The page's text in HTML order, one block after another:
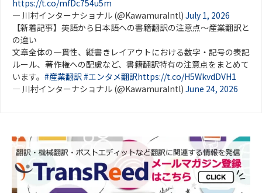
https://t.co/mfDc754u5m
— 川村インターナショナル (@KawamuraIntl) July 1, 2026
【新着記事】英語から日本語への書籍翻訳の注意点～産業翻訳と
の違い
文章全体の一貫性、縦書きレイアウトにおける数字・記号の表記
ルール、著作権への配慮など、書籍翻訳特有の注意点をまとめて
います。 #産業翻訳 #エンタメ翻訳https://t.co/H5WkvdDVH1
— 川村インターナショナル (@KawamuraIntl) June 24, 2026